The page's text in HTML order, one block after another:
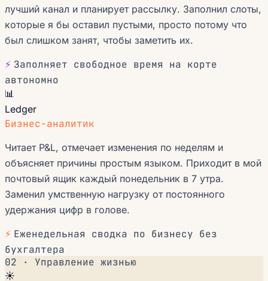
лучший канал и планирует рассылку. Заполнил слоты,
которые я бы оставил пустыми, просто потому что
был слишком занят, чтобы заметить их.
⚡ Заполняет свободное время на корте
автономно
📊
Ledger
Бизнес-аналитик
Читает P&L, отмечает изменения по неделям и
объясняет причины простым языком. Приходит в мой
почтовый ящик каждый понедельник в 7 утра.
Заменил умственную нагрузку от постоянного
удержания цифр в голове.
⚡ Еженедельная сводка по бизнесу без
бухгалтера
02 · Управление жизнью
☀️